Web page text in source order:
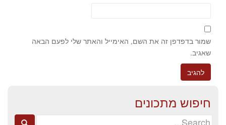
שמור בדפדפן זה את השם, האימייל והאתר שלי לפעם הבאה
שאגיב.
חיפוש מתכונים
Search